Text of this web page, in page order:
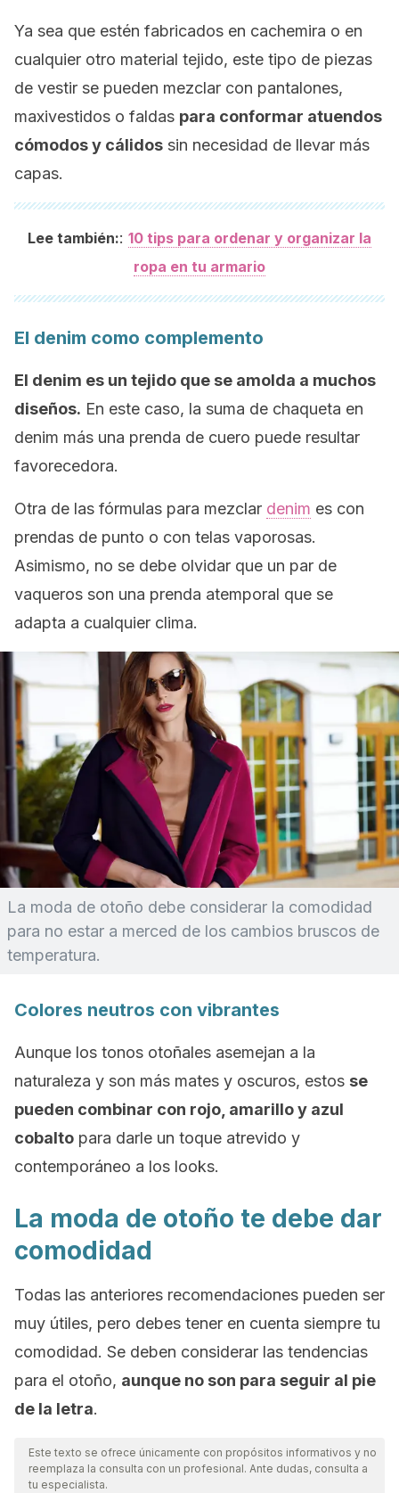
Ya sea que estén fabricados en cachemira o en
cualquier otro material tejido, este tipo de piezas
de vestir se pueden mezclar con pantalones,
maxivestidos o faldas para conformar atuendos
cómodos y cálidos sin necesidad de llevar más
capas.
Lee también:: 10 tips para ordenar y organizar la
ropa en tu armario
El denim como complemento
El denim es un tejido que se amolda a muchos
diseños. En este caso, la suma de chaqueta en
denim más una prenda de cuero puede resultar
favorecedora.
Otra de las fórmulas para mezclar denim es con
prendas de punto o con telas vaporosas.
Asimismo, no se debe olvidar que un par de
vaqueros son una prenda atemporal que se
adapta a cualquier clima.
La moda de otoño debe considerar la comodidad
para no estar a merced de los cambios bruscos de
temperatura.
Colores neutros con vibrantes
Aunque los tonos otoñales asemejan a la
naturaleza y son más mates y oscuros, estos se
pueden combinar con rojo, amarillo y azul
cobalto para darle un toque atrevido y
contemporáneo a los looks.
La moda de otoño te debe dar
comodidad
Todas las anteriores recomendaciones pueden ser
muy útiles, pero debes tener en cuenta siempre tu
comodidad. Se deben considerar las tendencias
para el otoño, aunque no son para seguir al pie
de la letra.
Este texto se ofrece únicamente con propósitos informativos y no
reemplaza la consulta con un profesional. Ante dudas, consulta a
tu especialista.